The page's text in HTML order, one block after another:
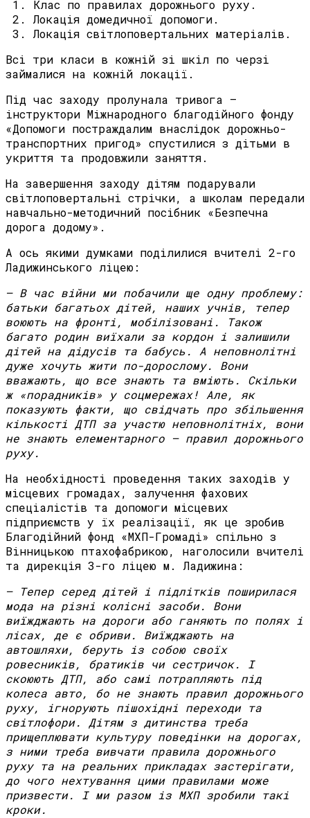
Клас по правилах дорожнього руху.
Локація домедичної допомоги.
Локація світлоповертальних матеріалів.
Всі три класи в кожній зі шкіл по черзі
займалися на кожній локації.
Під час заходу пролунала тривога –
інструктори Міжнародного благодійного фонду
«Допомоги постраждалим внаслідок дорожньо-
транспортних пригод» спустилися з дітьми в
укриття та продовжили заняття.
На завершення заходу дітям подарували
світлоповертальні стрічки, а школам передали
навчально-методичний посібник «Безпечна
дорога додому».
А ось якими думками поділилися вчителі 2-го
Ладижинського ліцею:
– В час війни ми побачили ще одну проблему:
батьки багатьох дітей, наших учнів, тепер
воюють на фронті, мобілізовані. Також
багато родин виїхали за кордон і залишили
дітей на дідусів та бабусь. А неповнолітні
дуже хочуть жити по-дорослому. Вони
вважають, що все знають та вміють. Скільки
ж «порадників» у соцмережах! Але, як
показують факти, що свідчать про збільшення
кількості ДТП за участю неповнолітніх, вони
не знають елементарного – правил дорожнього
руху.
На необхідності проведення таких заходів у
місцевих громадах, залучення фахових
спеціалістів та допомоги місцевих
підприємств у їх реалізації, як це зробив
Благодійний фонд «МХП-Громаді» спільно з
Вінницькою птахофабрикою, наголосили вчителі
та дирекція 3-го ліцею м. Ладижина:
– Тепер серед дітей і підлітків поширилася
мода на різні колісні засоби. Вони
виїжджають на дороги або ганяють по полях і
лісах, де є обриви. Виїжджають на
автошляхи, беруть із собою своїх
ровесників, братиків чи сестричок. І
скоюють ДТП, або самі потрапляють під
колеса авто, бо не знають правил дорожнього
руху, ігнорують пішохідні переходи та
світлофори. Дітям з дитинства треба
прищеплювати культуру поведінки на дорогах,
з ними треба вивчати правила дорожнього
руху та на реальних прикладах застерігати,
до чого нехтування цими правилами може
призвести. І ми разом із МХП зробили такі
кроки.